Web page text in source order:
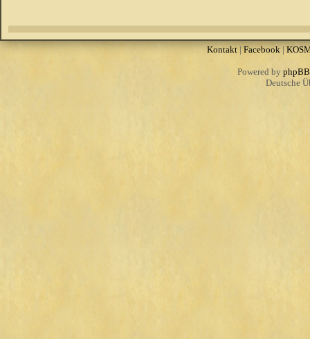
Kontakt| Facebook|
Powered by phpBB
Deutsche